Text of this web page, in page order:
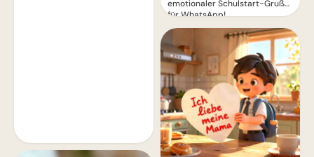
emotionaler Schulstart-Gruß
für WhatsApp!